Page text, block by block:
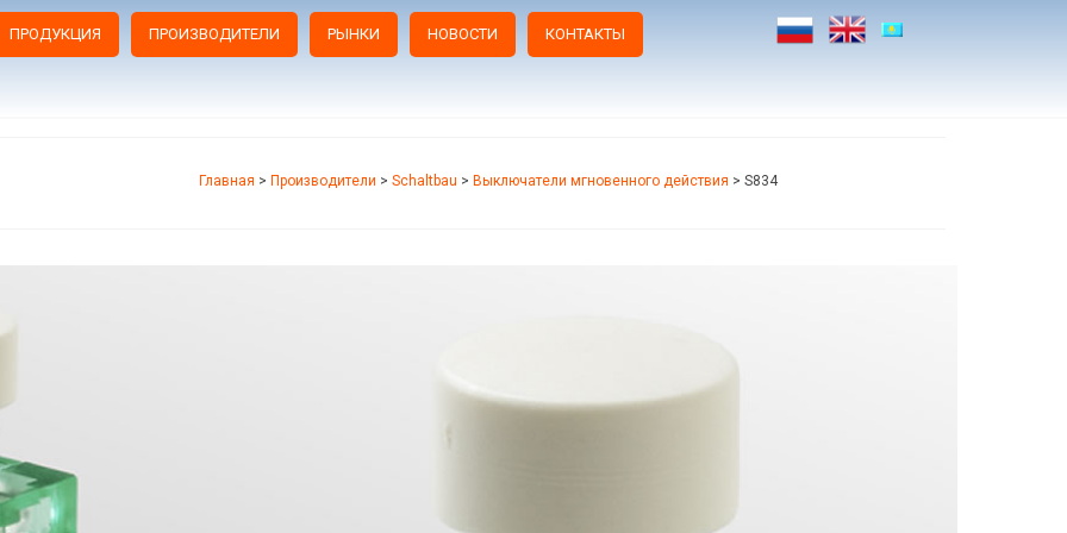
ПРОДУКЦИЯ ПРОИЗВОДИТЕЛИ РЫНКИ НОВОСТИ КОНТАКТЫ
Главная > Производители > Schaltbau > Выключатели мгновенного действия > S834